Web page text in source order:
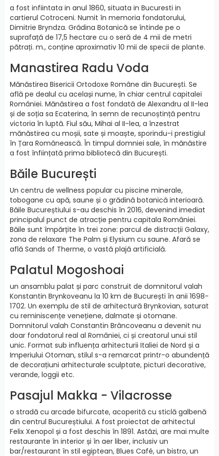
a fost infiintata in anul 1860, situata in Bucuresti in
cartierul Cotroceni. Numit în memoria fondatorului,
Dimitrie Bryndza. Grădina Botanică se întinde pe o
suprafață de 17,5 hectare cu o seră de 4 mii de metri
pătrați. m., conține aproximativ 10 mii de specii de plante.
Manastirea Radu Voda
Mănăstirea Bisericii Ortodoxe Române din București. Se
află pe dealul cu același nume, în chiar centrul capitalei
României. Mănăstirea a fost fondată de Alexandru al II-lea
și de soția sa Ecaterina, în semn de recunoștință pentru
victoria în luptă. Fiul său, Mihai al II-lea, a înzestrat
mănăstirea cu moșii, sate și moaște, sporindu-i prestigiul
în Țara Românească. În timpul domniei sale, în mănăstire
a fost înființată prima bibliotecă din București.
Băile București
Un centru de wellness popular cu piscine minerale,
tobogane cu apă, saune și o grădină botanică interioară.
Băile Bucureștiului s-au deschis în 2016, devenind imediat
principalul punct de atracție pentru capitala României.
Băile sunt împărțite în trei zone: parcul de distracții Galaxy,
zona de relaxare The Palm și Elysium cu saune. Afară se
află Sands of Therme, o vastă plajă artificială.
Palatul Mogoshoai
un ansamblu palat și parc construit de domnitorul valah
Konstantin Brynkoveanu la 10 km de București în anii 1698-
1702. Un exemplu de stil de arhitectură Brynkovian, saturat
cu reminiscențe venețiene, dalmate și otomane.
Domnitorul valah Constantin Brâncoveanu a devenit nu
doar fondatorul real al României, ci și creatorul unui stil
unic. Format sub influența arhitecturii Italiei de Nord și a
Imperiului Otoman, stilul s-a remarcat printr-o abundență
de decorațiuni arhitecturale sculptate, picturi decorative,
verande, loggii etc.
Pasajul Makka - Vilacrosse
o stradă cu arcade bifurcate, acoperită cu sticlă galbenă
din centrul Bucureștiului. A fost proiectat de arhitectul
Felix Xenopol și a fost deschis în 1891. Astăzi, are mai multe
restaurante în interior și în aer liber, inclusiv un
bar/restaurant în stil egiptean, Blues Café, un bistro, un